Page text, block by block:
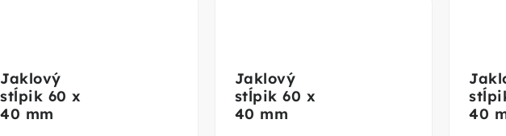
Jaklový
stĺpik 60 x
40 mm
Jaklový
stĺpik 60 x
40 mm
40